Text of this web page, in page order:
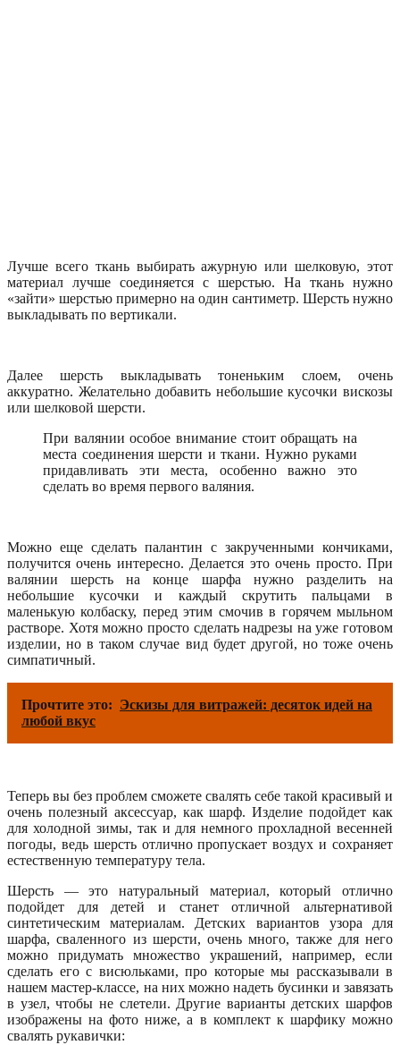
Лучше всего ткань выбирать ажурную или шелковую, этот
материал лучше соединяется с шерстью. На ткань нужно
«зайти» шерстью примерно на один сантиметр. Шерсть нужно
выкладывать по вертикали.
Далее шерсть выкладывать тоненьким слоем, очень
аккуратно. Желательно добавить небольшие кусочки вискозы
или шелковой шерсти.
При валянии особое внимание стоит обращать на
места соединения шерсти и ткани. Нужно руками
придавливать эти места, особенно важно это
сделать во время первого валяния.
Можно еще сделать палантин с закрученными кончиками,
получится очень интересно. Делается это очень просто. При
валянии шерсть на конце шарфа нужно разделить на
небольшие кусочки и каждый скрутить пальцами в
маленькую колбаску, перед этим смочив в горячем мыльном
растворе. Хотя можно просто сделать надрезы на уже готовом
изделии, но в таком случае вид будет другой, но тоже очень
симпатичный.
Прочтите это: Эскизы для витражей: десяток идей на
любой вкус
Теперь вы без проблем сможете свалять себе такой красивый и
очень полезный аксессуар, как шарф. Изделие подойдет как
для холодной зимы, так и для немного прохладной весенней
погоды, ведь шерсть отлично пропускает воздух и сохраняет
естественную температуру тела.
Шерсть — это натуральный материал, который отлично
подойдет для детей и станет отличной альтернативой
синтетическим материалам. Детских вариантов узора для
шарфа, сваленного из шерсти, очень много, также для него
можно придумать множество украшений, например, если
сделать его с висюльками, про которые мы рассказывали в
нашем мастер-классе, на них можно надеть бусинки и завязать
в узел, чтобы не слетели. Другие варианты детских шарфов
изображены на фото ниже, а в комплект к шарфику можно
свалять рукавички: